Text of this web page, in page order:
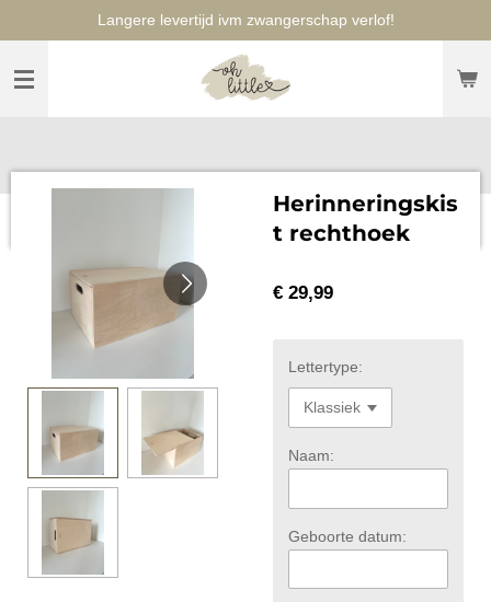
naar
hoofdinhoud
Langere levertijd ivm zwangerschap verlof!
Herinneringskis
t rechthoek
€ 29,99
Lettertype:
Naam:
Geboorte datum: